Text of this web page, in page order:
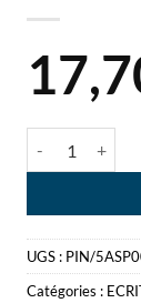
UGS : PIN/
Catégories :